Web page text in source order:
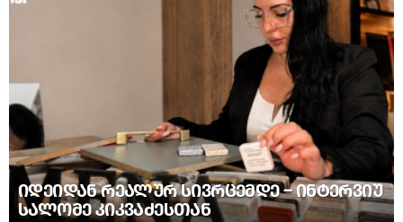
ᲘᲓᲔᲘᲓᲐᲜ ᲠᲔᲐᲚᲣᲠ ᲡᲘᲕᲠᲪᲔᲛᲓᲔ – ᲘᲜᲢᲔᲠᲕᲘᲣ
ᲡᲐᲚᲝᲛᲔ ᲙᲘᲙᲕᲐᲫᲔᲡᲗᲐᲜ